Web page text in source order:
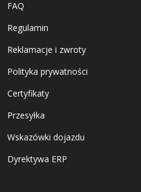
FAQ
Regulamin
Reklamacje i zwroty
Polityka prywatności
Certyfikaty
Przesyłka
Wskazówki dojazdu
Dyrektywa ERP